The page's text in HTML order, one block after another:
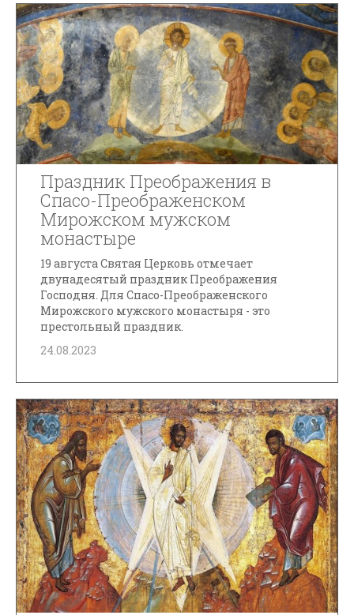
Праздник Преображения в
Спасо-Преображенском
Мирожском мужском
монастыре
19 августа Святая Церковь отмечает
двунадесятый праздник Преображения
Господня. Для Спасо-Преображенского
Мирожского мужского монастыря - это
престольный праздник.
24.08.2023